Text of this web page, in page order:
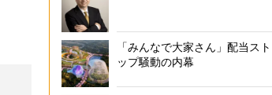
「みんなで大家さん」配当スト
ップ騒動の内幕